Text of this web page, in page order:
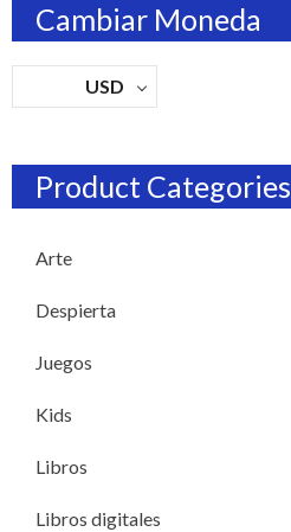
Cambiar Moneda
USD
Product Categories
Arte
Despierta
Juegos
Kids
Libros
Libros digitales